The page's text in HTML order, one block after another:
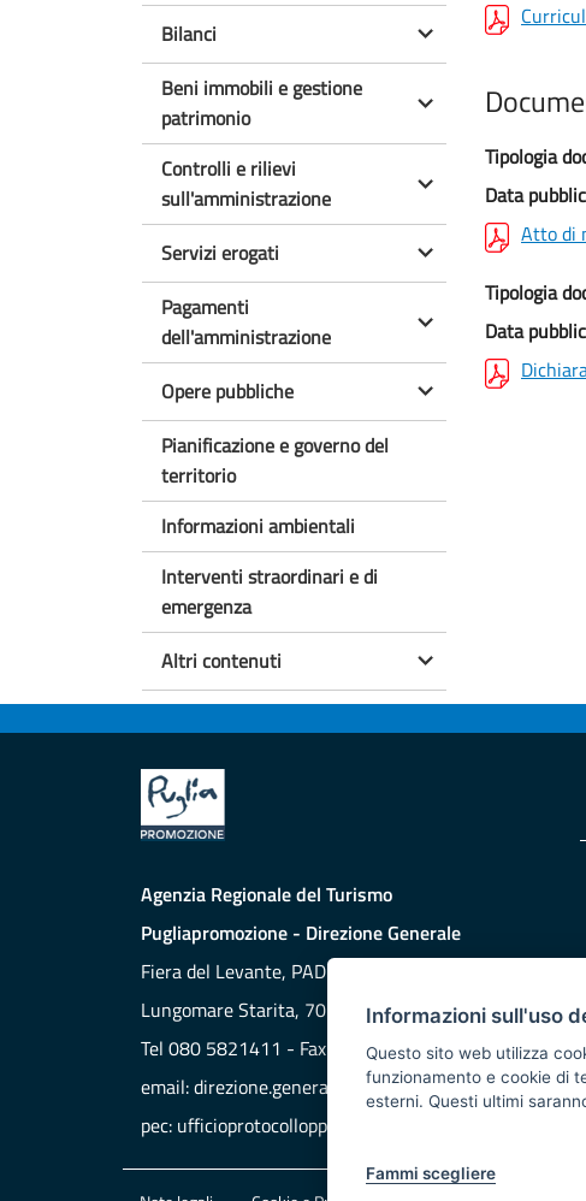
Informazioni sull'uso
Questo sito web utilizza
funzionamento e cookie di
esterni. Questi ultimi
Fammi scegliere
Bilanci
Beni immobili e gestione
patrimonio
Controlli e rilievi
sull'amministrazione
Servizi erogati
Pagamenti
dell'amministrazione
Opere pubbliche
Pianificazione e governo del
territorio
Informazioni ambientali
Interventi straordinari e di
emergenza
Altri contenuti
Tipologia
Data
Atto di
Tipologia
Data
Agenzia Regionale del Turismo
Pugliapromozione - Direzione Generale
Fiera del Levante, PAD. 172
Lungomare Starita, 70132 BARI
Tel 080 5821411 - Fax 080 5821429
email:direzione.generale@aret.regione.puglia.it
pec: ufficioprotocollopp@pec.it